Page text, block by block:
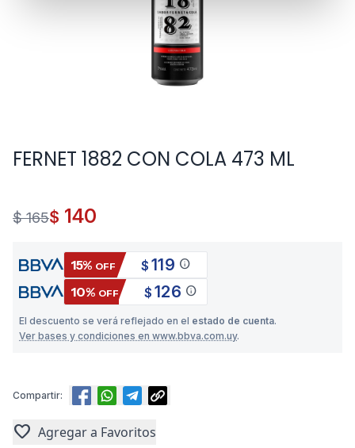
FERNET 1882 CON COLA 473 ML
$ 165$ 140
15% OFF $ 119 info
10% OFF $ 126 info
El descuento se verá reflejado en el estado de cuenta.
Ver bases y condiciones en www.bbva.com.uy.
Compartir:
favorite Agregar a Favoritos